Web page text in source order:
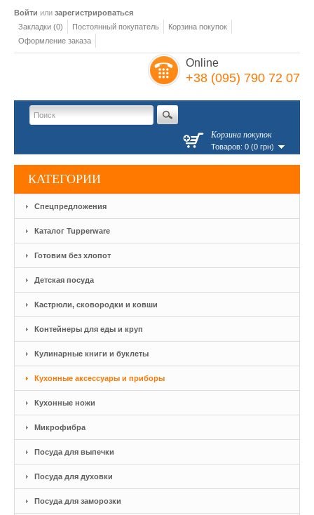
Войти или зарегистрироваться
Закладки (0)
Постоянный покупатель
Корзина покупок
Оформление заказа
Online
+38 (095) 790 72 07
Корзина покупок
Товаров: 0 (0 грн)
КАТЕГОРИИ
Спецпредложения
Каталог Tupperware
Готовим без хлопот
Детская посуда
Кастрюли, сковородки и ковши
Контейнеры для еды и круп
Кулинарные книги и буклеты
Кухонные аксессуары и приборы
Кухонные ножи
Микрофибра
Посуда для выпечки
Посуда для духовки
Посуда для заморозки